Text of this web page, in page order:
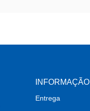
INFORMAÇÃO
Entrega